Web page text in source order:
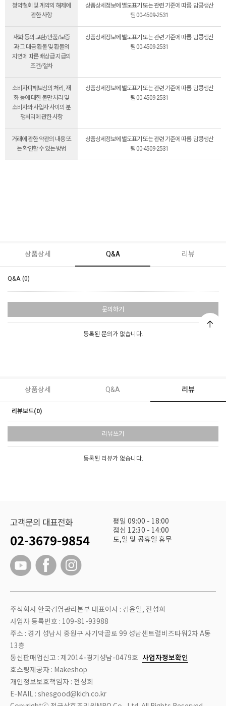
청약철회 및 계약의 해제에
관한 사항
상품상세정보에 별도표기 또는 관련 기준에 따름. 맘콩생산
팀 00-4509-2531
재화 등의 교환/반품/보증
과 그 대금 환불 및 환불의
지연에 따른 배상급 지급의
조건/절차
상품상세정보에 별도표기 또는 관련 기준에 따름. 맘콩생산
팀 00-4509-2531
소비자피해보상의 처리, 재
화 등에 대한 불만 처리 및
소비자와 사업자 사이의 분
쟁처리에 관한 사항
상품상세정보에 별도표기 또는 관련 기준에 따름. 맘콩생산
팀 00-4509-2531
거래에 관한 약관의 내용 또
는 확인할 수 있는 방법
상품상세정보에 별도표기 또는 관련 기준에 따름. 맘콩생산
팀 00-4509-2531
상품상세 Q&A 리뷰
Q&A (0)
문의하기
등록된 문의가 없습니다.
상품상세 Q&A 리뷰
리뷰보드(0)
리뷰쓰기
등록된 리뷰가 없습니다.
고객문의 대표전화
02-3679-9854
평일 09:00 - 18:00
점심 12:30 - 14:00
토,일 및 공휴일 휴무
주식회사 한국감염관리본부 대표이사 : 김윤일, 전성희
사업자 등록번호 : 109-81-93988
주소 : 경기 성남시 중원구 사기막골로 99 성남센트럴비즈타워2차 A동
13층
통신판매업신고 : 제2014-경기성남-0479호 사업자정보확인
호스팅제공자 : Makeshop
개인정보보호책임자 : 전성희
E-MAIL : shesgood@kich.co.kr